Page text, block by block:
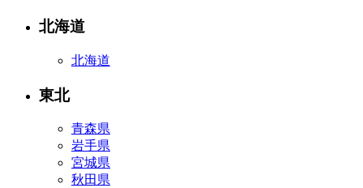
北海道
北海道
東北
青森県
岩手県
宮城県
秋田県